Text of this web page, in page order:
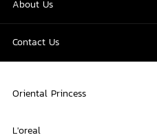
About Us
Contact Us
Oriental Princess
L'oreal